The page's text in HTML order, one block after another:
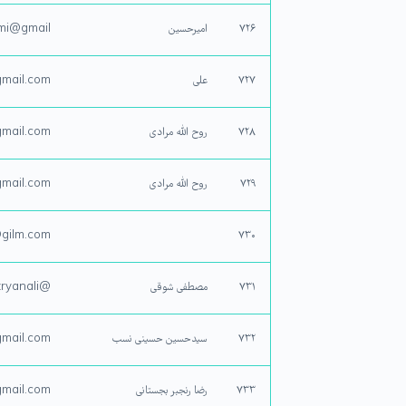
۷۲۶ امیرحسین
۷۲۷ علی
۷۲۸ روح الله مرادی
۷۲۹ روح الله مرادی
۷۳۰
۷۳۱ مصطفی شوقی @Sadegh.zryanali
۷۳۲ سیدحسین حسینی نسب
۷۳۳ رضا رنجبر بجستانی